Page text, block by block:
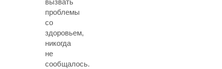
вызвать
проблемы
со
здоровьем,
никогда
не
сообщалось.